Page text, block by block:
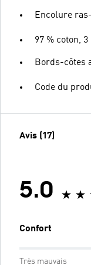
Encolure
97 % coton,
Bords-côtes
Code du
Avis (17)
5.0
Confort
Très mauvais